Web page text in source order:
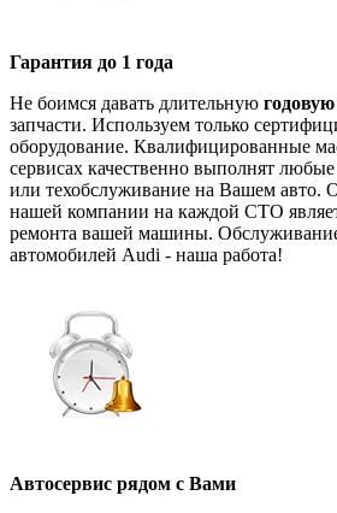
Гарантия до 1 года
Не боимся давать длительную
запчасти. Используем только
оборудование. Квалифицированные
сервисах качественно выполнят
или техобслуживание на Вашем авто.
нашей компании на каждой СТО
ремонта вашей машины.
автомобилей Audi - наша работа!
Автосервис рядом с Вами